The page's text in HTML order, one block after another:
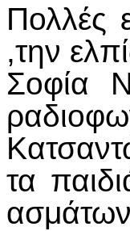
Πολλές
,την
Σοφία
τα